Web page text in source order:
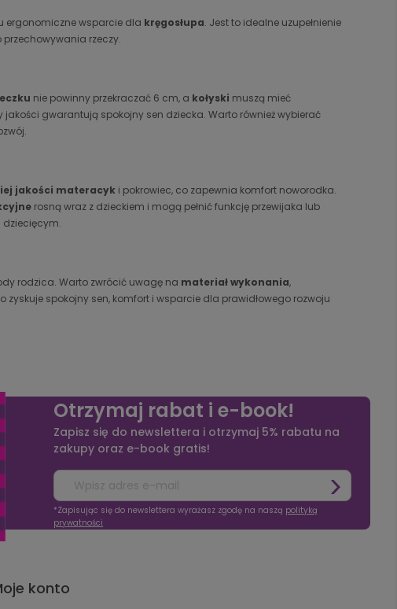
ergonomiczne wsparcie dla kręgosłupa. Jest to idealne uzupełnienie
przechowywania rzeczy.
nie powinny przekraczać 6 cm, a kołyski muszą mieć
gwarantują spokojny sen dziecka. Warto również wybierać
jakości materacyki pokrowiec, co zapewnia komfort noworodka.
rosną wraz z dzieckiem i mogą pełnić funkcję przewijaka lub
dziecięcym.
rodzica. Warto zwrócić uwagę na materiał wykonania,
spokojny sen, komfort i wsparcie dla prawidłowego rozwoju
Otrzymaj rabat i e-book!
Zapisz się do newslettera i otrzymaj 5% rabatu na
zakupy oraz e-book gratis!
*Zapisując się do newslettera wyrażasz zgodę na naszą polityką
prywatności
konto